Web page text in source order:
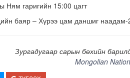
Ням гаригийн 15:00 цагт
баяр – Хүрээ цам даншиг наадам-
Зургадугаар сарын бөхийн
Mongolian